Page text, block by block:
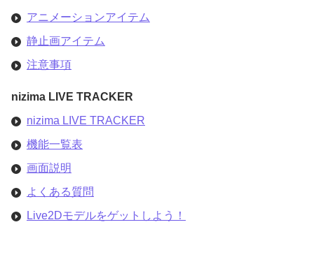
アニメーションアイテム
静止画アイテム
注意事項
nizima LIVE TRACKER
nizima LIVE TRACKER
機能一覧表
画面説明
よくある質問
Live2Dモデルをゲットしよう！